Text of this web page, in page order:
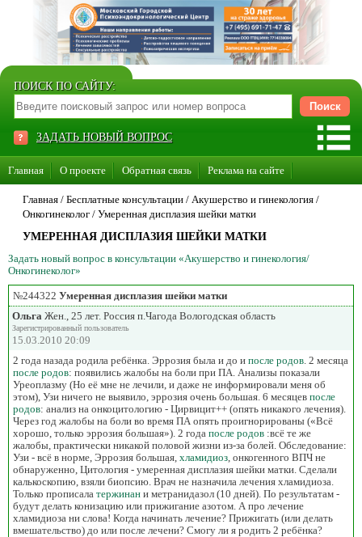
ПОИСК ПО САЙТУ:
ЗАДАТЬ НОВЫЙ ВОПРОС
Главная О проекте Обратная связь Реклама на сайте
Стать консультантом нашего сайта
Главная / Бесплатные консультации / Акушерство и гинекология /
Онкогинеколог / Умеренная дисплазия шейки матки
УМЕРЕННАЯ ДИСПЛАЗИЯ ШЕЙКИ МАТКИ
Задать новый вопрос в консультации «Акушерство и гинекология/
Онкогинеколог»
№244322 Умеренная дисплазия шейки матки
Ольга Жен., 25 лет. Россия п.Чагода Вологодская область
Зарегистрированный пользователь
15.03.2010 20:09
2 года назада родила ребёнка. Эррозия была и до и после родов . 2 месяца
после родов: появились жалобы на боли при ПА. Анализы показали
Уреоплазму (Но её мне не лечили, и даже не информировали меня об
этом), Узи ничего не выявило, эррозия очень большая. 6 месяцев после
родов: анализ на онкоцитологию - Цирвицит++ (опять никакого лечения).
Через год жалобы на боли во время ПА опять проигнорированы («Всё
хорошо, только эррозия большая»). 2 года после родов :всё те же
жалобы, практически никакой половой жизни из-за болей. Обследование:
Узи - всё в норме, Эррозия большая, хламидиоз , онкогенного ВПЧ не
обнаруженно, Цитология - умеренная дисплазия шейки матки. Сделали
калькоскопию, взяли биопсию. Врач не назначила лечения хламидиоза.
Только прописала тержинан и метранидазол (10 дней). По результатам -
будут делать конизацию или прижигание азотом. А про лечение
хламидиоза ни слова! Когда начинать лечение? Прижигать (или делать
вмешательство) до или после лечени? Смогу ли я родить 2 ребёнка?